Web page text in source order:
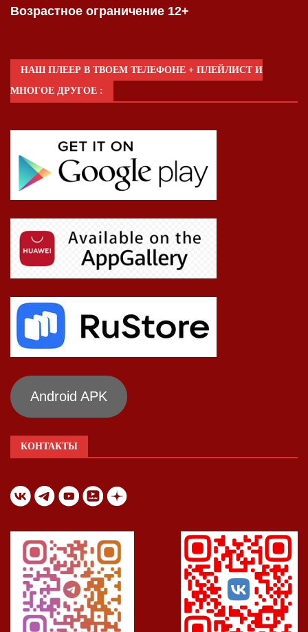
Возрастное ограничение 12+
НАШ ПЛЕЕР В ТВОЕМ ТЕЛЕФОНЕ + ПЛЕЙЛИСТ И
МНОГОЕ ДРУГОЕ :
Android APK
КОНТАКТЫ